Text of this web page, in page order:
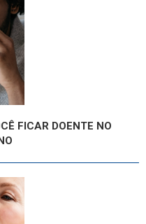
FICAR DOENTE NO